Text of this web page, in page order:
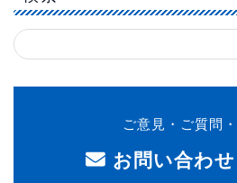
ご意見・ご質問
お問い合わ